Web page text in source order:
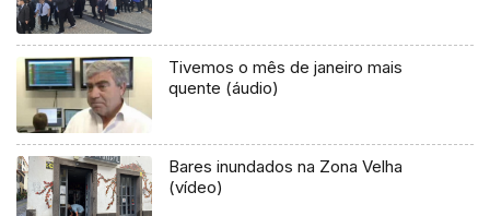
Tivemos o mês de janeiro mais
quente (áudio)
Bares inundados na Zona Velha
(vídeo)